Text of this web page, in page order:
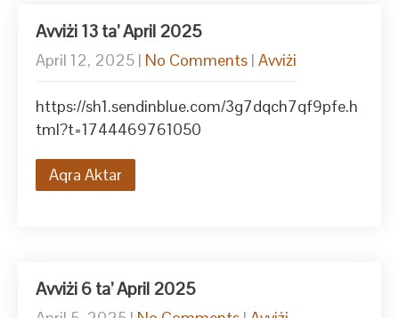
Avviżi 13 ta’ April 2025
April 12, 2025 | No Comments | Avviżi
https://sh1.sendinblue.com/3g7dqch7qf9pfe.h
tml?t=1744469761050
Aqra Aktar
Avviżi 6 ta’ April 2025